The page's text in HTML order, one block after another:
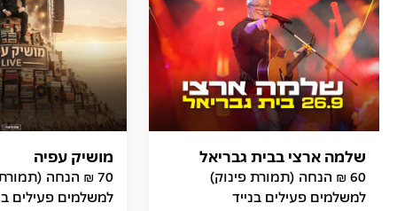
שלמה ארצי בבית גבריאל
60 ₪ הנחה (תמורת פינוק)
למשלמים פעילים בנייד
מושיק עפיה
70 ₪ הנחה
למשלמים פעילים